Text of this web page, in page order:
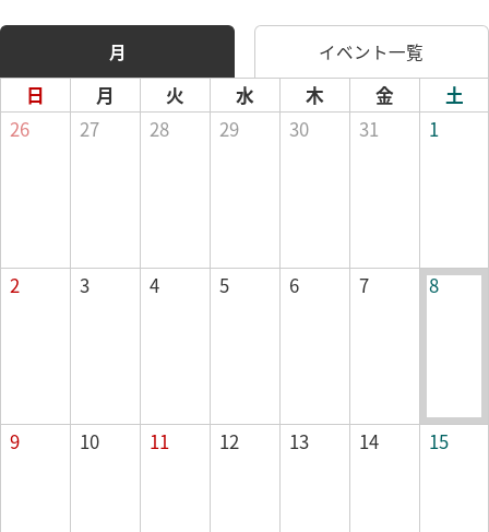
月 イベント一覧
日 月 火 水 木 金
土
26
27 28 29 30 31 1
2 3 4 5 6 7 8
9 10 11 12 13 14 15